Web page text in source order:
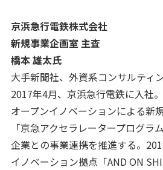
京浜急行電鉄株式会社
新規事業企画室 主査
橋本 雄太氏
大手新聞社、外資系コンサルティ
2017年4月、京浜急行電鉄に入社
オープンイノベーションによる新
「京急アクセラレータープログラ
企業との事業連携を推進する。
イノベーション拠点「AND ON